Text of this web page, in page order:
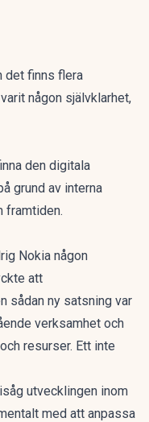
det finns flera
någon självklarhet,
den digitala
grund av interna
framtiden.
Nokia någon
att
sådan ny satsning var
verksamhet och
resurser. Ett inte
utvecklingen inom
med att anpassa